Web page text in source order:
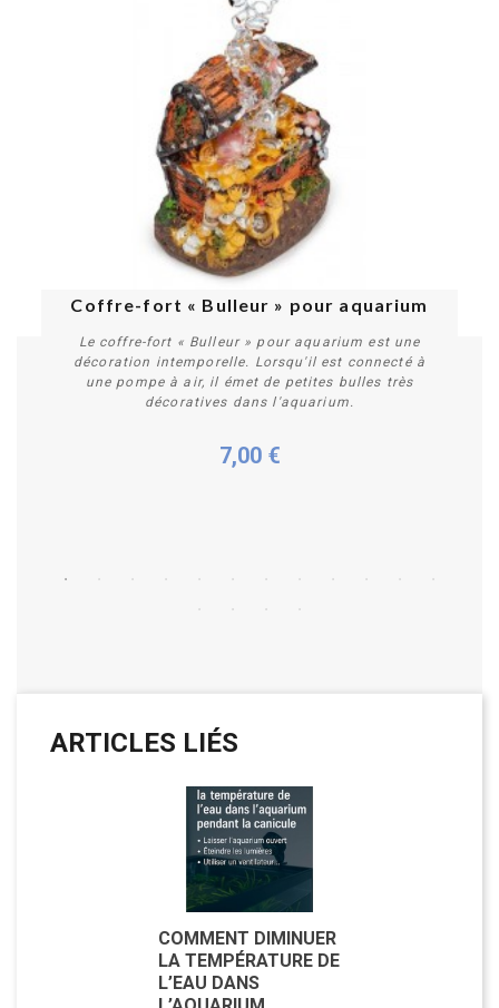
Coffre-fort « Bulleur » pour aquarium
Le coffre-fort « Bulleur » pour aquarium est une
décoration intemporelle. Lorsqu'il est connecté à
une pompe à air, il émet de petites bulles très
décoratives dans l'aquarium.
7,00 €
ARTICLES LIÉS
COMMENT DIMINUER
LA TEMPÉRATURE DE
L’EAU DANS